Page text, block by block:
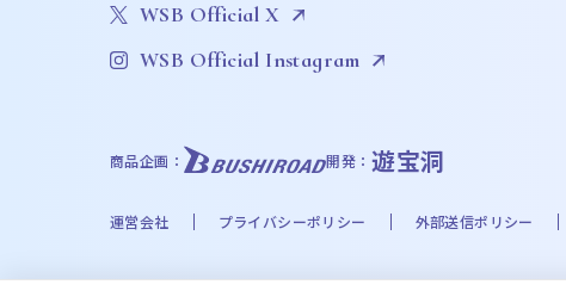
WSB Official X
WSB Official Instagram
商品企画： 開発： 遊宝洞
運営会社 プライバシーポリシー 外部送信ポリシー